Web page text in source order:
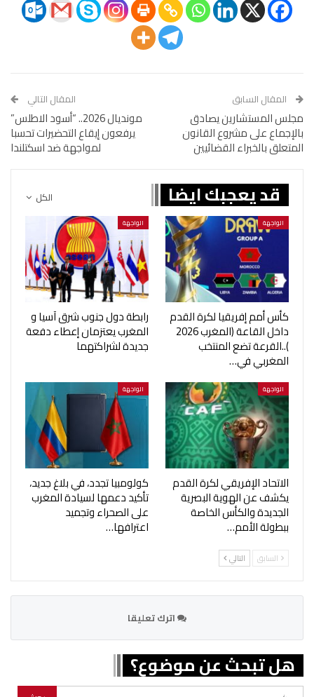
المقال السابق
مجلس المستشارين يصادق
بالإجماع على مشروع القانون
المتعلق بالخبراء القضائيين
المقال التالي
مونديال 2026.. “أسود الاطلس”
يرفعون إيقاع التحضيرات تحسبا
لمواجهة ضد اسكتلندا
الكل قد يعجبك ايضا
الواجهة
كأس أمم إفريقيا لكرة القدم
داخل القاعة (المغرب 2026
)..القرعة تضع المنتخب
المغربي في…
الواجهة
رابطة دول جنوب شرق آسيا و
المغرب يعتزمان إعطاء دفعة
جديدة لشراكتهما
الواجهة
الاتحاد الإفريقي لكرة القدم
يكشف عن الهوية البصرية
الجديدة والكأس الخاصة
ببطولة الأمم…
الواجهة
كولومبيا تجدد، في بلاغ جديد،
تأكيد دعمها لسيادة المغرب
على الصحراء وتجميد
اعترافها…
السابق التالي
اترك تعليقا
هل تبحث عن موضوع؟